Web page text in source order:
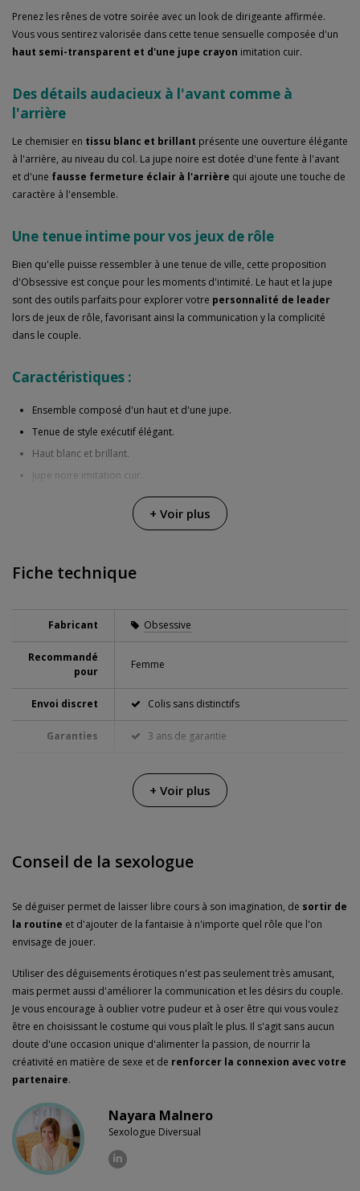
Prenez les rênes de votre soirée avec un look de dirigeante affirmée.
Vous vous sentirez valorisée dans cette tenue sensuelle composée d'un
haut semi-transparent et d'une jupe crayon imitation cuir.
Des détails audacieux à l'avant comme à
l'arrière
Le chemisier en tissu blanc et brillant présente une ouverture élégante
à l'arrière, au niveau du col. La jupe noire est dotée d'une fente à l'avant
et d'une fausse fermeture éclair à l'arrière qui ajoute une touche de
caractère à l'ensemble.
Une tenue intime pour vos jeux de rôle
Bien qu'elle puisse ressembler à une tenue de ville, cette proposition
d'Obsessive est conçue pour les moments d'intimité. Le haut et la jupe
sont des outils parfaits pour explorer votre personnalité de leader
lors de jeux de rôle, favorisant ainsi la communication y la complicité
dans le couple.
Caractéristiques :
Ensemble composé d'un haut et d'une jupe.
Tenue de style exécutif élégant.
Haut blanc et brillant.
Jupe noire imitation cuir.
Tissus extensibles pour plus de confort.
+ Voir plus
Fiche technique
Fabricant Obsessive
Recommandé
pour
Femme
Envoi discret Colis sans distinctifs
Garanties 3 ans de garantie
+ Voir plus
Conseil de la sexologue
Se déguiser permet de laisser libre cours à son imagination, de sortir de
la routine et d'ajouter de la fantaisie à n'importe quel rôle que l'on
envisage de jouer.
Utiliser des déguisements érotiques n'est pas seulement très amusant,
mais permet aussi d'améliorer la communication et les désirs du couple.
Je vous encourage à oublier votre pudeur et à oser être qui vous voulez
être en choisissant le costume qui vous plaît le plus. Il s'agit sans aucun
doute d'une occasion unique d'alimenter la passion, de nourrir la
créativité en matière de sexe et de renforcer la connexion avec votre
partenaire.
Nayara Malnero
Sexologue Diversual